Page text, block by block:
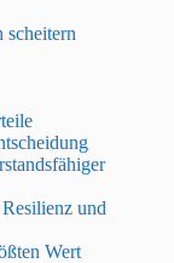
scheitern
und
Wert